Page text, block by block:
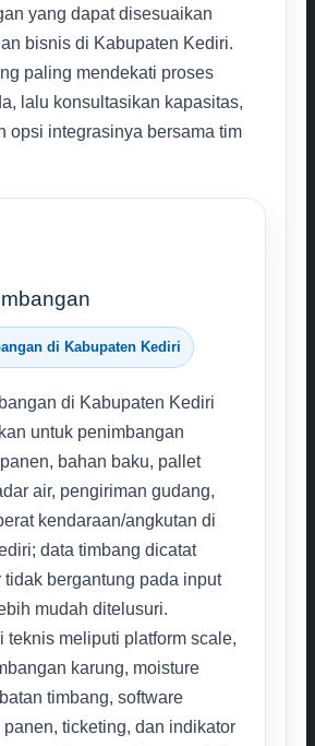
yang dapat disesuaikan
bisnis di Kabupaten Kediri.
paling mendekati proses
lalu konsultasikan kapasitas,
opsi integrasinya bersama tim
di Kabupaten Kediri
di Kabupaten Kediri
untuk penimbangan
bahan baku, pallet
air, pengiriman gudang,
kendaraan/angkutan di
data timbang dicatat
tidak bergantung pada input
mudah ditelusuri.
teknis meliputi platform scale,
karung, moisture
timbang, software
ticketing, dan indikator